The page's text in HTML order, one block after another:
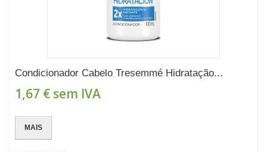
Condicionador Cabelo Tresemmé Hidratação...
1,67 € sem IVA
MAIS